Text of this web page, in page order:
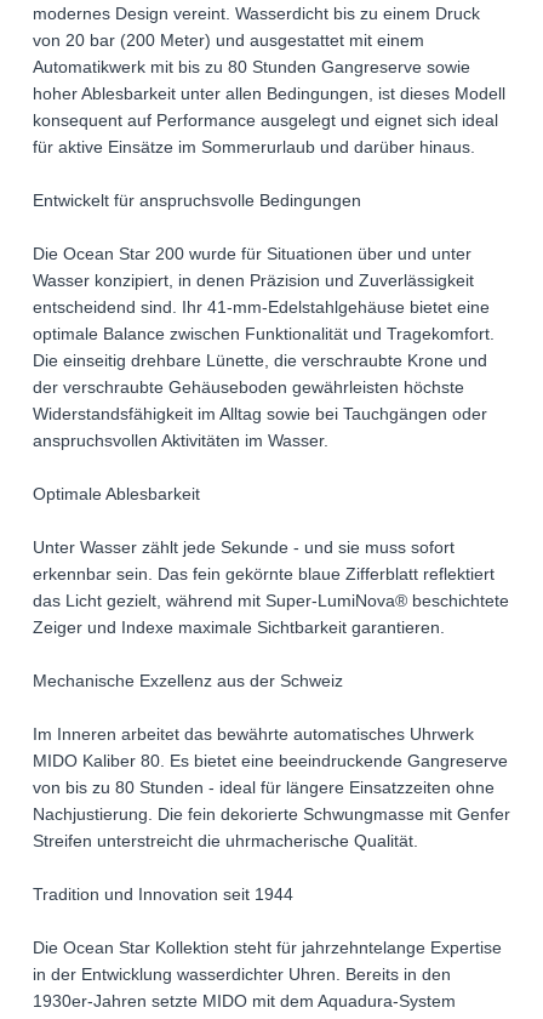
modernes Design vereint. Wasserdicht bis zu einem Druck
von 20 bar (200 Meter) und ausgestattet mit einem
Automatikwerk mit bis zu 80 Stunden Gangreserve sowie
hoher Ablesbarkeit unter allen Bedingungen, ist dieses Modell
konsequent auf Performance ausgelegt und eignet sich ideal
für aktive Einsätze im Sommerurlaub und darüber hinaus.
Entwickelt für anspruchsvolle Bedingungen
Die Ocean Star 200 wurde für Situationen über und unter
Wasser konzipiert, in denen Präzision und Zuverlässigkeit
entscheidend sind. Ihr 41-mm-Edelstahlgehäuse bietet eine
optimale Balance zwischen Funktionalität und Tragekomfort.
Die einseitig drehbare Lünette, die verschraubte Krone und
der verschraubte Gehäuseboden gewährleisten höchste
Widerstandsfähigkeit im Alltag sowie bei Tauchgängen oder
anspruchsvollen Aktivitäten im Wasser.
Optimale Ablesbarkeit
Unter Wasser zählt jede Sekunde - und sie muss sofort
erkennbar sein. Das fein gekörnte blaue Zifferblatt reflektiert
das Licht gezielt, während mit Super-LumiNova® beschichtete
Zeiger und Indexe maximale Sichtbarkeit garantieren.
Mechanische Exzellenz aus der Schweiz
Im Inneren arbeitet das bewährte automatisches Uhrwerk
MIDO Kaliber 80. Es bietet eine beeindruckende Gangreserve
von bis zu 80 Stunden - ideal für längere Einsatzzeiten ohne
Nachjustierung. Die fein dekorierte Schwungmasse mit Genfer
Streifen unterstreicht die uhrmacherische Qualität.
Tradition und Innovation seit 1944
Die Ocean Star Kollektion steht für jahrzehntelange Expertise
in der Entwicklung wasserdichter Uhren. Bereits in den
1930er-Jahren setzte MIDO mit dem Aquadura-System